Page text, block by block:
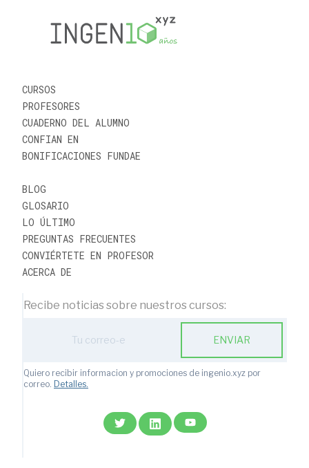
CURSOS
PROFESORES
CUADERNO DEL ALUMNO
CONFIAN EN
BONIFICACIONES FUNDAE
BLOG
GLOSARIO
LO ÚLTIMO
PREGUNTAS FRECUENTES
CONVIÉRTETE EN PROFESOR
ACERCA DE
Recibe noticias sobre nuestros cursos:
ENVIAR
Quiero recibir informacion y promociones de ingenio.xyz por
correo. Detalles.